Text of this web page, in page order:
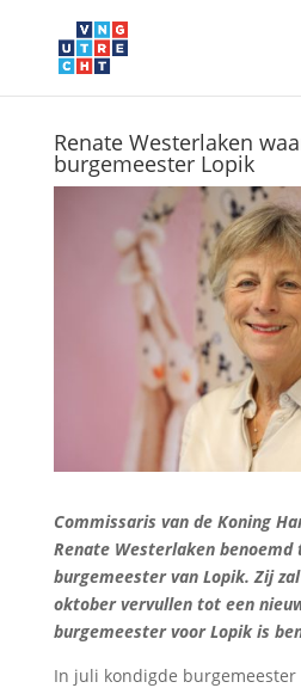
Renate Westerlaken
burgemeester Lopik
Commissaris van de Koning
Renate Westerlaken
burgemeester van Lopik. Zij
oktober vervullen tot een
burgemeester voor Lopik is
In juli kondigde burgemeester